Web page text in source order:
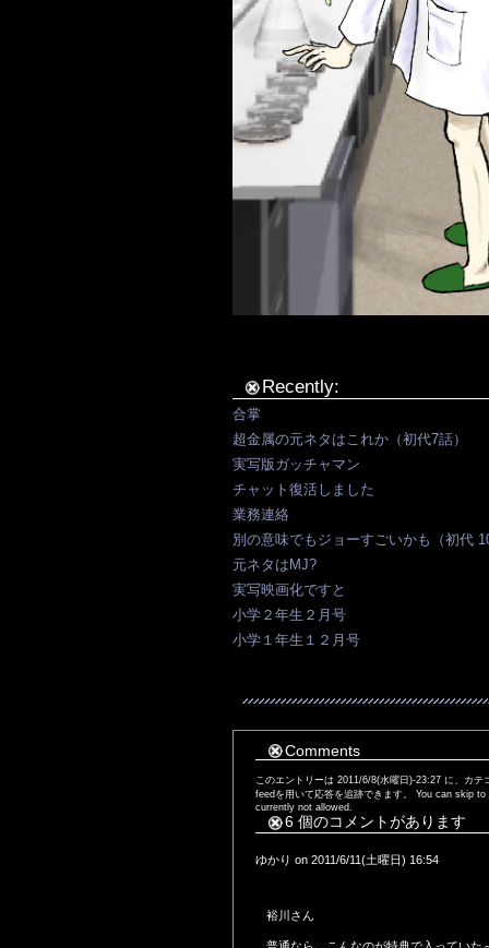
Recently:
合掌
超金属の元ネタはこれか（初代7話）
実写版ガッチャマン
チャット復活しました
業務連絡
別の意味でもジョーすごいかも（初代
元ネタはMJ?
実写映画化ですと
小学２年生２月号
小学１年生１２月号
Comments
このエントリーは 2011/6/8(水曜日)-23:27 に、カテ
feedを用いて応答を追跡できます。 You can skip
currently not allowed.
6 個のコメントがあります
ゆかり on 2011/6/11(土曜日) 16:54
裕川さん